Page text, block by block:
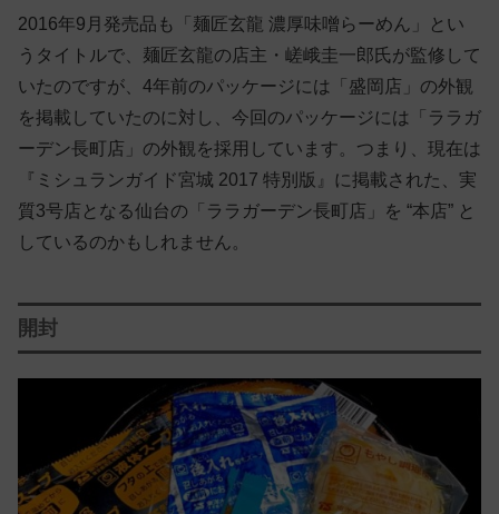
2016年9月発売品も「麺匠玄龍 濃厚味噌らーめん」とい
うタイトルで、麺匠玄龍の店主・嵯峨圭一郎氏が監修して
いたのですが、4年前のパッケージには「盛岡店」の外観
を掲載していたのに対し、今回のパッケージには「ララガ
ーデン長町店」の外観を採用しています。つまり、現在は
『ミシュランガイド宮城 2017 特別版』に掲載された、実
質3号店となる仙台の「ララガーデン長町店」を “本店” と
しているのかもしれません。
開封